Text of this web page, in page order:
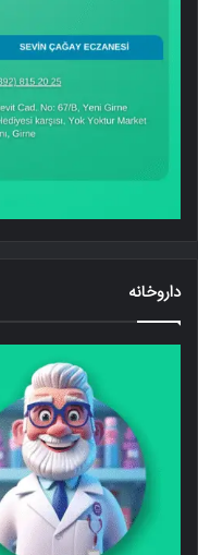
داروخانه